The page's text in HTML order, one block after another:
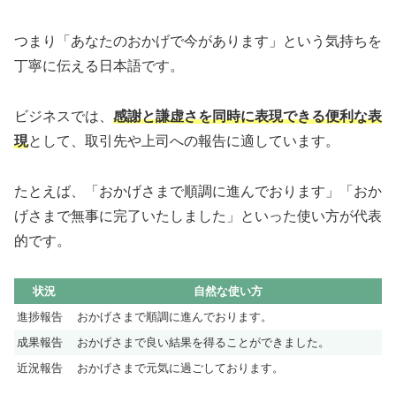
つまり「あなたのおかげで今があります」という気持ちを
丁寧に伝える日本語です。
ビジネスでは、 感謝と謙虚さを同時に表現できる便利な表
現として、取引先や上司への報告に適しています。
たとえば、「おかげさまで順調に進んでおります」「おか
げさまで無事に完了いたしました」といった使い方が代表
的です。
状況
自然な使い方
進捗報告
おかげさまで順調に進んでおります。
成果報告
おかげさまで良い結果を得ることができました。
近況報告
おかげさまで元気に過ごしております。